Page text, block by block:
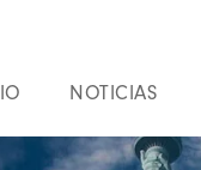
NOTICIAS